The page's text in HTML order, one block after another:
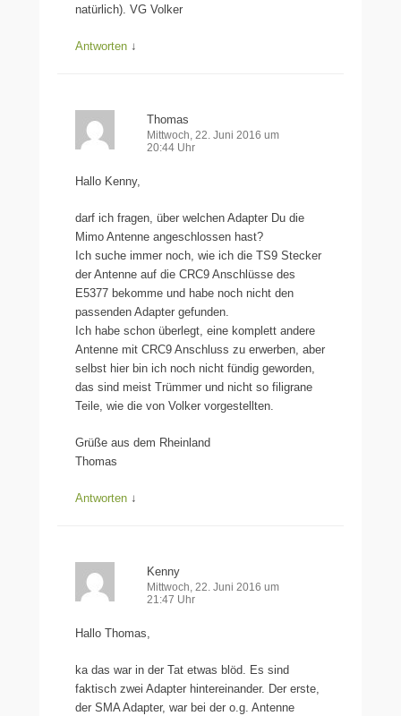
natürlich). VG Volker
Antworten ↓
Thomas
Mittwoch, 22. Juni 2016 um
20:44 Uhr
Hallo Kenny,
darf ich fragen, über welchen Adapter Du die
Mimo Antenne angeschlossen hast?
Ich suche immer noch, wie ich die TS9 Stecker
der Antenne auf die CRC9 Anschlüsse des
E5377 bekomme und habe noch nicht den
passenden Adapter gefunden.
Ich habe schon überlegt, eine komplett andere
Antenne mit CRC9 Anschluss zu erwerben, aber
selbst hier bin ich noch nicht fündig geworden,
das sind meist Trümmer und nicht so filigrane
Teile, wie die von Volker vorgestellten.
Grüße aus dem Rheinland
Thomas
Antworten ↓
Kenny
Mittwoch, 22. Juni 2016 um
21:47 Uhr
Hallo Thomas,
ka das war in der Tat etwas blöd. Es sind
faktisch zwei Adapter hintereinander. Der erste,
der SMA Adapter, war bei der o.g. Antenne